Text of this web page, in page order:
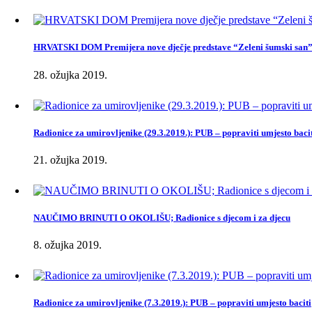
HRVATSKI DOM Premijera nove dječje predstave “Zeleni šumski san”
28. ožujka 2019.
Radionice za umirovljenike (29.3.2019.): PUB – popraviti umjesto
21. ožujka 2019.
NAUČIMO BRINUTI O OKOLIŠU; Radionice s djecom i za djecu
8. ožujka 2019.
Radionice za umirovljenike (7.3.2019.): PUB – popraviti umjesto baciti